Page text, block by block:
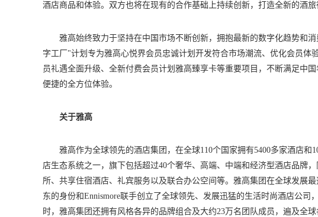
酒店商品和体验。双方也将在现有的合作基础上持续创新，打造全新的酒
雅高始终致力于坚持在中国市场不断创新，拥抱最新的数字化趋势和
字工厂"计划专为雅高心悦界会员忠诚计划开发符合市场潮流、优化会员
员礼遇全面升级、全新付费会员计划雅高臻享卡等重要项目，不断满足中
便捷的全方位体验。
关于雅高
雅高作为全球领先的酒店集团，在全球110个国家拥有5400多家酒店
店生态系统之一，旗下包括超过40个奢华、高端、中端和经济型酒店品牌
所、共享住宿酒店、礼宾服务以及联合办公空间等。雅高集团在全球发
东的身份和Ennismore联手创立了全球领先、发展迅猛的生活时尚酒店公
时，雅高集团还拥有风格各异的品牌组合及大约23万名团队成员，遍及全